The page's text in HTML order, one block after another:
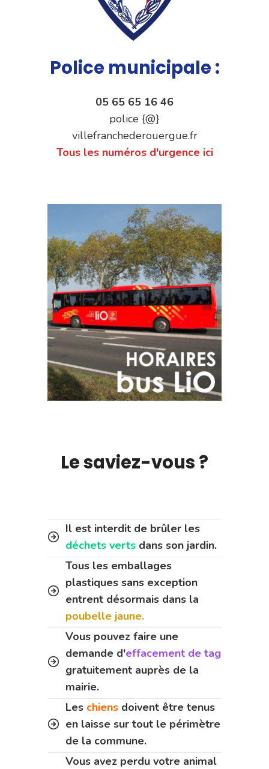
Police municipale :
05 65 65 16 46
police {@}
villefranchederouergue.fr
Tous les numéros d'urgence ici
Le saviez-vous ?
Il est interdit de brûler les
déchets verts dans son jardin.
Tous les emballages
plastiques sans exception
entrent désormais dans la
poubelle jaune.
Vous pouvez faire une
demande d'effacement de tag
gratuitement auprès de la
mairie.
Les chiens doivent être tenus
en laisse sur tout le périmètre
de la commune.
Vous avez perdu votre animal